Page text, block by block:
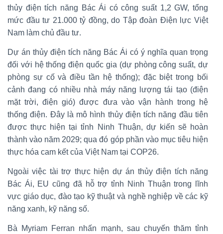
thủy điện tích năng Bác Ái có công suất 1,2 GW, tổng
mức đầu tư 21.000 tỷ đồng, do Tập đoàn Điện lực Việt
Nam làm chủ đầu tư.
Dự án thủy điện tích năng Bác Ái có ý nghĩa quan trọng
đối với hệ thống điện quốc gia (dự phòng công suất, dự
phòng sự cố và điều tần hệ thống); đặc biệt trong bối
cảnh đang có nhiều nhà máy năng lượng tái tạo (điện
mặt trời, điện gió) được đưa vào vận hành trong hệ
thống điện. Đây là mô hình thủy điện tích năng đầu tiên
được thực hiện tại tỉnh Ninh Thuận, dự kiến sẽ hoàn
thành vào năm 2029; qua đó góp phần vào mục tiêu hiện
thực hóa cam kết của Việt Nam tại COP26.
Ngoài việc tài trợ thực hiện dự án thủy điện tích năng
Bác Ái, EU cũng đã hỗ trợ tỉnh Ninh Thuận trong lĩnh
vực giáo dục, đào tạo kỹ thuật và nghề nghiệp về các kỹ
năng xanh, kỹ năng số.
Bà Myriam Ferran nhấn mạnh, sau chuyến thăm tỉnh